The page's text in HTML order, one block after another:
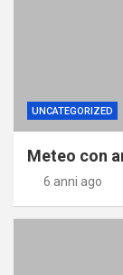
UNCATEGORIZED
Meteo con
6 anni ago